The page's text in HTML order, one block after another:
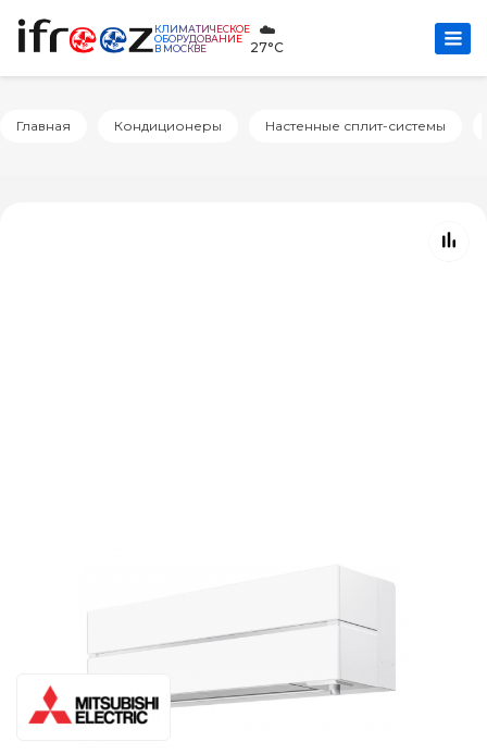
КЛИМАТИЧЕСКОЕ
ОБОРУДОВАНИЕ
В МОСКВЕ
☁️
27°C
Главная Кондиционеры Настенные сплит-системы